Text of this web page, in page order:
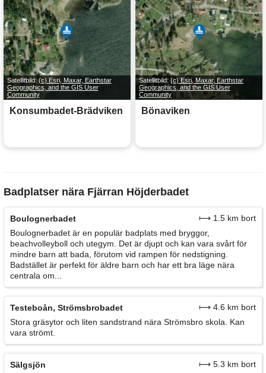
Satellitbild:(c) Esri, Maxar, Earthstar
Geographics, and the GIS User
Community
Konsumbadet-Brädviken
Satellitbild: (c) Esri, Maxar, Earthstar
Geographics, and the GIS User
Community
Bönaviken
Badplatser nära Fjärran Höjderbadet
Boulognerbadet
⟼ 1.5 km bort
Boulognerbadet är en populär badplats med bryggor,
beachvolleyboll och utegym. Det är djupt och kan vara svårt för
mindre barn att bada, förutom vid rampen för nedstigning.
Badstället är perfekt för äldre barn och har ett bra läge nära
centrala om...
Testeboån, Strömsbrobadet
⟼ 4.6 km bort
Stora gräsytor och liten sandstrand nära Strömsbro skola. Kan
vara strömt.
Sälgsjön
⟼ 5.3 km bort